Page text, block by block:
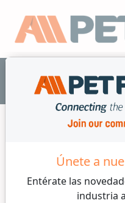
Únete a
Entérate las
industria
Perros